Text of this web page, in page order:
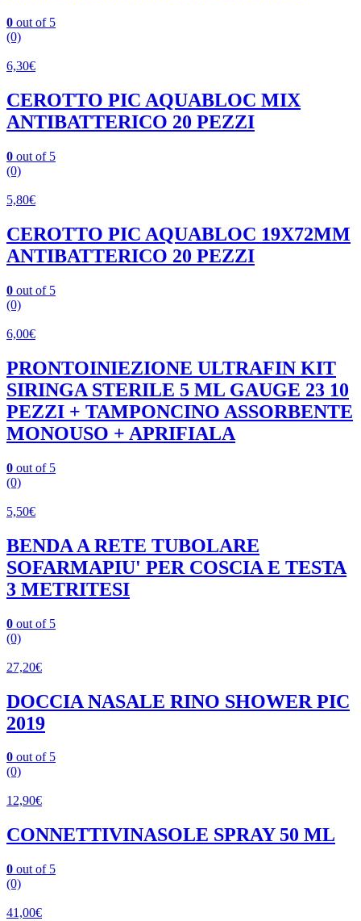
0 out of 5
(0)
6,30€
CEROTTO PIC AQUABLOC MIX
ANTIBATTERICO 20 PEZZI
0 out of 5
(0)
5,80€
CEROTTO PIC AQUABLOC 19X72MM
ANTIBATTERICO 20 PEZZI
0 out of 5
(0)
6,00€
PRONTOINIEZIONE ULTRAFIN KIT
SIRINGA STERILE 5 ML GAUGE 23 10
PEZZI + TAMPONCINO ASSORBENTE
MONOUSO + APRIFIALA
0 out of 5
(0)
5,50€
BENDA A RETE TUBOLARE
SOFARMAPIU' PER COSCIA E TESTA
3 METRITESI
0 out of 5
(0)
27,20€
DOCCIA NASALE RINO SHOWER PIC
2019
0 out of 5
(0)
12,90€
CONNETTIVINASOLE SPRAY 50 ML
0 out of 5
(0)
41,00€